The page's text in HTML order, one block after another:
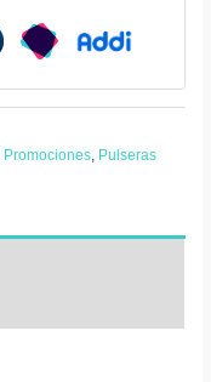
Promociones, Pulseras